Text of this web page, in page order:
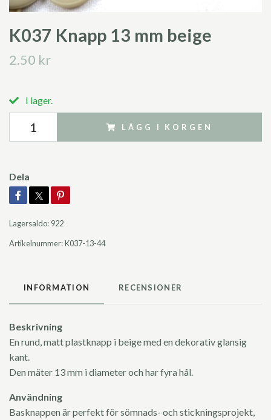
K037 Knapp 13 mm beige
2.50 kr
I lager.
LÄGG I KORGEN
Dela
Lagersaldo: 922
Artikelnummer:K037-13-44
INFORMATION RECENSIONER
Beskrivning
En rund, matt plastknapp i beige med en dekorativ glansig
kant.
Den mäter 13 mm i diameter och har fyra hål.
Användning
Basknappen är perfekt för sömnads- och stickningsprojekt,